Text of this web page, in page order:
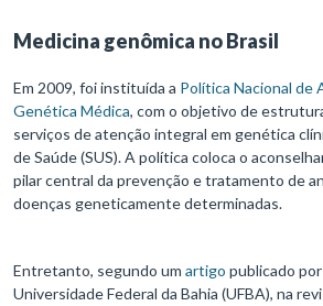
Medicina genômica no Brasil
Em 2009, foi instituída a Política Nacional de
Genética Médica, com o objetivo de
serviços de atenção integral em genética
de Saúde (SUS). A política coloca o
pilar central da prevenção e tratamento de
doenças geneticamente determinadas.
Entretanto, segundo um artigo publicado
Universidade Federal da Bahia (UFBA), na